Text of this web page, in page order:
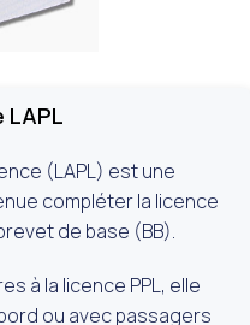
LAPL
(LAPL) est une
compléter la licence
de base (BB).
à la licence PPL, elle
ou avec passagers